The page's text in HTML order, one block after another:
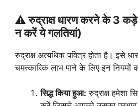
⚠️ रुद्राक्ष धारण करने के 3
न करें ये गलतियां)
रुद्राक्ष अत्यधिक पवित्र होता है। इसे
चमत्कारिक लाभ पाने के लिए इन नियमों
सिद्ध किया हुआ: रुद्राक्ष हमेशा